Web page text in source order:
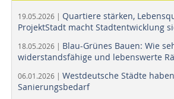
19.05.2026 | Quartiere stärken,
ProjektStadt macht Stadtentwicklung
18.05.2026 | Blau-Grünes Bauen: Wie
widerstandsfähige und lebenswerte
06.01.2026 | Westdeutsche Städte
Sanierungsbedarf